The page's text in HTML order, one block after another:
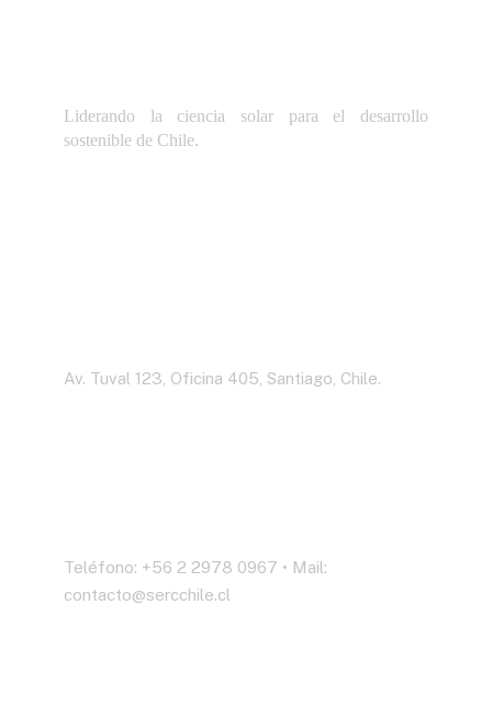
Liderando la ciencia solar para el desarrollo
sostenible de Chile.
Av. Tuval 123, Oficina 405, Santiago, Chile.
Teléfono: +56 2 2978 0967 • Mail:
contacto@sercchile.cl